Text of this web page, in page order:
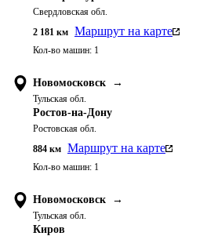
Свердловская обл.
2 181 км Маршрут на карте
Кол-во машин: 1
Новомосковск →
Тульская обл.
Ростов-на-Дону
Ростовская обл.
884 км Маршрут на карте
Кол-во машин: 1
Новомосковск →
Тульская обл.
Киров